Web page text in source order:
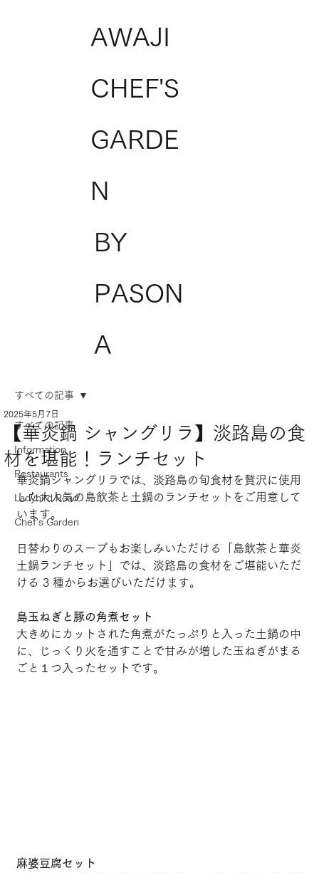
AWAJI
CHEF'S
GARDE
N
BY
PASON
A
すべての記事
Information
Restaurants
Ladybird Road
Chef's Garden
すべての記事
【華炎鍋 シャングリラ】淡路島の食
材を堪能！ランチセット
2025年5月7日
華炎鍋シャングリラでは、淡路島の旬食材を贅沢に使用
した大人気の島飲茶と土鍋のランチセットをご用意して
います。
日替わりのスープもお楽しみいただける「島飲茶と華炎
土鍋ランチセット」では、淡路島の食材をご堪能いただ
ける 3 種からお選びいただけます。
島玉ねぎと豚の角煮セット
大きめにカットされた角煮がたっぷりと入った土鍋の中
に、じっくり火を通すことで甘みが増した玉ねぎがまる
ごと１つ入ったセットです。
麻婆豆腐セット